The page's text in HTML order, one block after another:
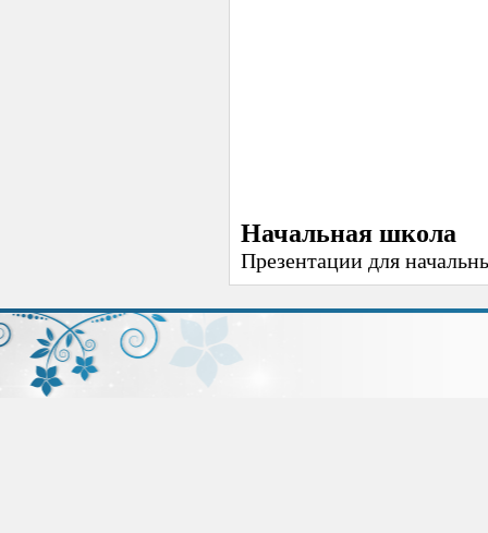
Начальная школа
Презентации для